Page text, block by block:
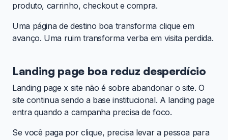
produto, carrinho, checkout e compra.
Uma página de destino boa transforma clique em
avanço. Uma ruim transforma verba em visita perdida.
Landing page boa reduz desperdício
Landing page x site não é sobre abandonar o site. O
site continua sendo a base institucional. A landing page
entra quando a campanha precisa de foco.
Se você paga por clique, precisa levar a pessoa para